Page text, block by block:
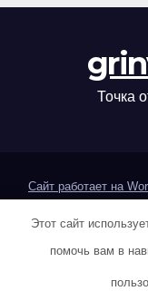
Точка
Сайт работает на
Home Sample
Этот сайт
помочь вам в